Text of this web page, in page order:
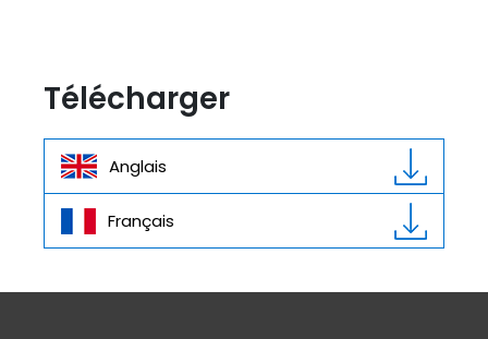
Télécharger
Anglais
Français